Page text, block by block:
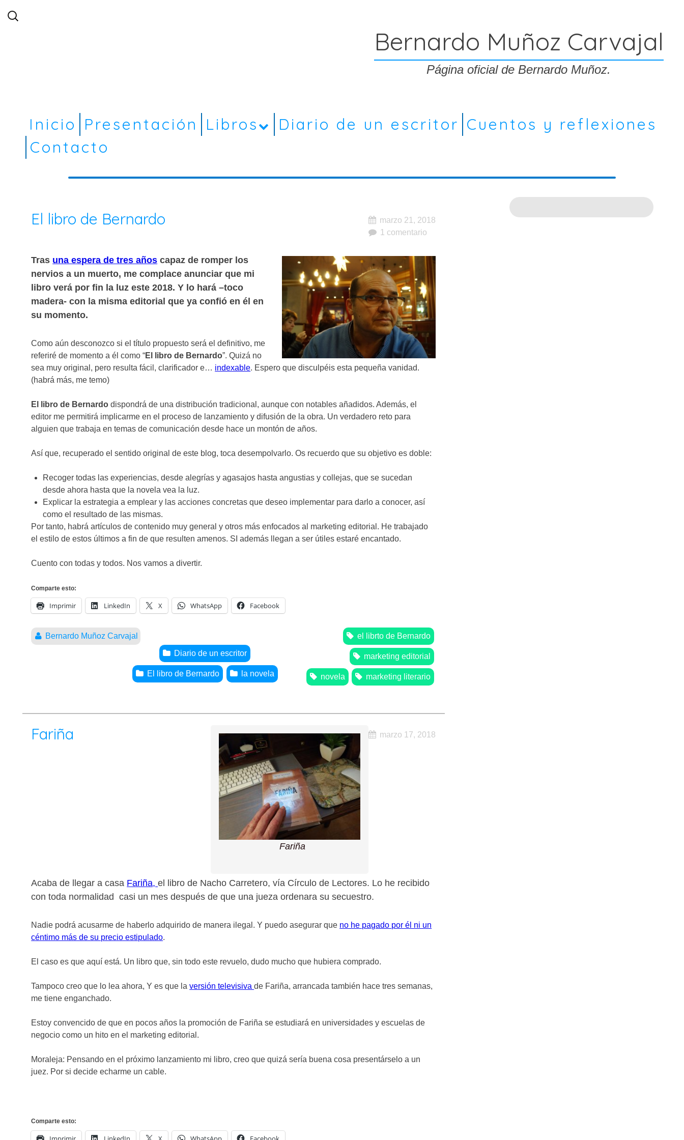
Buscar:
Bernardo Muñoz Carvajal
Página oficial de Bernardo Muñoz.
Inicio Presentación Libros Diario de un escritor Cuentos y reflexiones
Contacto
marzo 21, 2018
1 comentario
El libro de Bernardo
Tras una espera de tres años capaz de romper los
nervios a un muerto, me complace anunciar que mi
libro verá por fin la luz este 2018. Y lo hará –toco
madera- con la misma editorial que ya confió en él en
su momento.
Como aún desconozco si el título propuesto será el definitivo, me
referiré de momento a él como “El libro de Bernardo”. Quizá no
sea muy original, pero resulta fácil, clarificador e… indexable. Espero que disculpéis esta pequeña vanidad.
(habrá más, me temo)
El libro de Bernardo dispondrá de una distribución tradicional, aunque con notables añadidos. Además, el
editor me permitirá implicarme en el proceso de lanzamiento y difusión de la obra. Un verdadero reto para
alguien que trabaja en temas de comunicación desde hace un montón de años.
Así que, recuperado el sentido original de este blog, toca desempolvarlo. Os recuerdo que su objetivo es doble:
Recoger todas las experiencias, desde alegrías y agasajos hasta angustias y collejas, que se sucedan
desde ahora hasta que la novela vea la luz.
Explicar la estrategia a emplear y las acciones concretas que deseo implementar para darlo a conocer, así
como el resultado de las mismas.
Por tanto, habrá artículos de contenido muy general y otros más enfocados al marketing editorial. He trabajado
el estilo de estos últimos a fin de que resulten amenos. SI además llegan a ser útiles estaré encantado.
Cuento con todas y todos. Nos vamos a divertir.
Comparte esto:
Imprimir LinkedIn X WhatsApp Facebook
el librto de Bernardo
marketing editorial
marketing literario
novela
Bernardo Muñoz Carvajal
Diario de un escritor
El libro de Bernardo la novela
marzo 17, 2018
Fariña
Fariña
Acaba de llegar a casa Fariña,el libro de Nacho Carretero, vía Círculo de Lectores. Lo he recibido
con toda normalidad casi un mes después de que una jueza ordenara su secuestro.
Nadie podrá acusarme de haberlo adquirido de manera ilegal. Y puedo asegurar que no he pagado por él ni un
céntimo más de su precio estipulado.
El caso es que aquí está. Un libro que, sin todo este revuelo, dudo mucho que hubiera comprado.
Tampoco creo que lo lea ahora, Y es que laversión televisivade Fariña, arrancada también hace tres semanas,
me tiene enganchado.
Estoy convencido de que en pocos años la promoción de Fariña se estudiará en universidades y escuelas de
negocio como un hito en el marketing editorial.
Moraleja: Pensando en el próximo lanzamiento mi libro, creo que quizá sería buena cosa presentárselo a un
juez. Por si decide echarme un cable.
Comparte esto: